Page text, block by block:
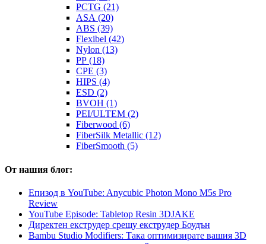
PCTG (21)
ASA (20)
ABS (39)
Flexibel (42)
Nylon (13)
PP (18)
CPE (3)
HIPS (4)
ESD (2)
BVOH (1)
PEI/ULTEM (2)
Fiberwood (6)
FiberSilk Metallic (12)
FiberSmooth (5)
От нашия блог:
Епизод в YouTube: Anycubic Photon Mono M5s Pro
Review
YouTube Episode: Tabletop Resin 3DJAKE
Директен екструдер срещу екструдер Боудън
Bambu Studio Modifiers: Така оптимизирате вашия 3D